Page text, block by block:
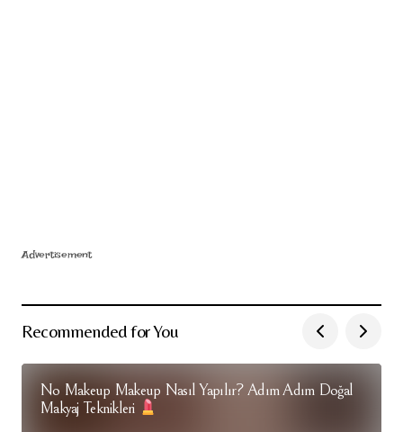
Advertisement
Recommended for You
No Makeup Makeup Nasıl Yapılır? Adım Adım Doğal
Makyaj Teknikleri